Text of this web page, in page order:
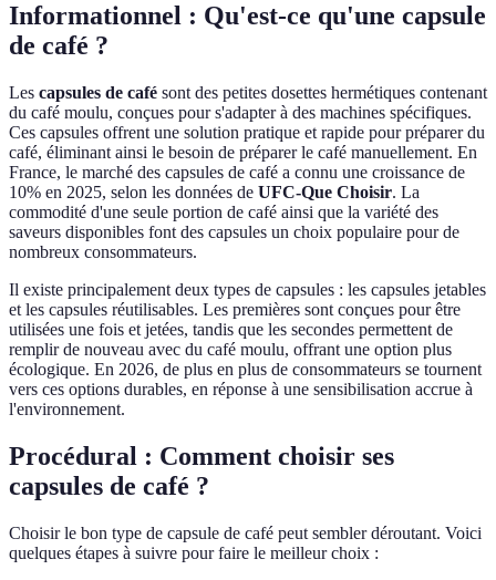
Informationnel : Qu'est-ce qu'une capsule
de café ?
Les capsules de café sont des petites dosettes hermétiques contenant
du café moulu, conçues pour s'adapter à des machines spécifiques.
Ces capsules offrent une solution pratique et rapide pour préparer du
café, éliminant ainsi le besoin de préparer le café manuellement. En
France, le marché des capsules de café a connu une croissance de
10% en 2025, selon les données de UFC-Que Choisir. La
commodité d'une seule portion de café ainsi que la variété des
saveurs disponibles font des capsules un choix populaire pour de
nombreux consommateurs.
Il existe principalement deux types de capsules : les capsules jetables
et les capsules réutilisables. Les premières sont conçues pour être
utilisées une fois et jetées, tandis que les secondes permettent de
remplir de nouveau avec du café moulu, offrant une option plus
écologique. En 2026, de plus en plus de consommateurs se tournent
vers ces options durables, en réponse à une sensibilisation accrue à
l'environnement.
Procédural : Comment choisir ses
capsules de café ?
Choisir le bon type de capsule de café peut sembler déroutant. Voici
quelques étapes à suivre pour faire le meilleur choix :